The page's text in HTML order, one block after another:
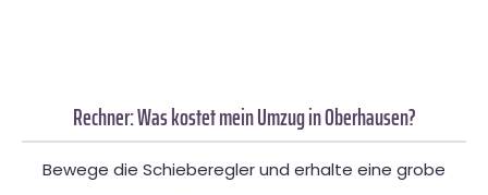
Rechner: Was kostet mein Umzug in Oberhausen?
Bewege die Schieberegler und erhalte eine grobe